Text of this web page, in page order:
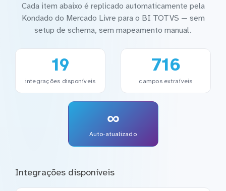
Cada item abaixo é replicado automaticamente pela
Kondado do Mercado Livre para o BI TOTVS — sem
setup de schema, sem mapeamento manual.
19
integrações disponíveis
716
campos extraíveis
∞
Auto-atualizado
Integrações disponíveis